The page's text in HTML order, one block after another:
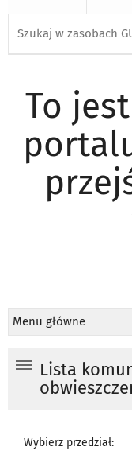
To
Menu główne
Lista
Wybierz przedział: